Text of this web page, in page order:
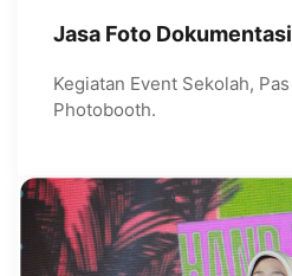
Jasa Foto Dokumentasi
Kegiatan Event Sekolah,
Photobooth.